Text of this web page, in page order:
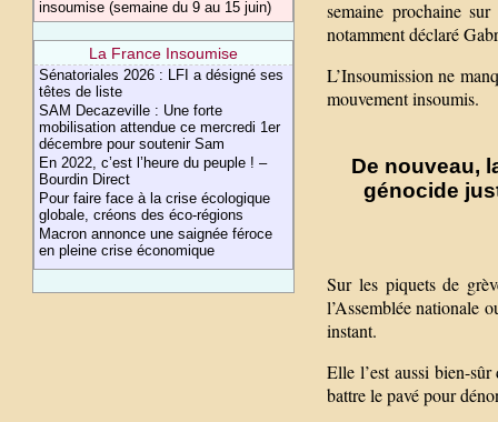
insoumise (semaine du 9 au 15 juin)
La France Insoumise
Sénatoriales 2026 : LFI a désigné ses
têtes de liste
SAM Decazeville : Une forte
mobilisation attendue ce mercredi 1er
décembre pour soutenir Sam
En 2022, c’est l’heure du peuple ! –
Bourdin Direct
Pour faire face à la crise écologique
globale, créons des éco-régions
Macron annonce une saignée féroce
en pleine crise économique
semaine prochaine
notamment déclaré
L’Insoumission ne
mouvement insoumis.
De nouveau,
génocide
Sur les piquets de
l’Assemblée nationale
instant.
Elle l’est aussi bien-
battre le pavé pour